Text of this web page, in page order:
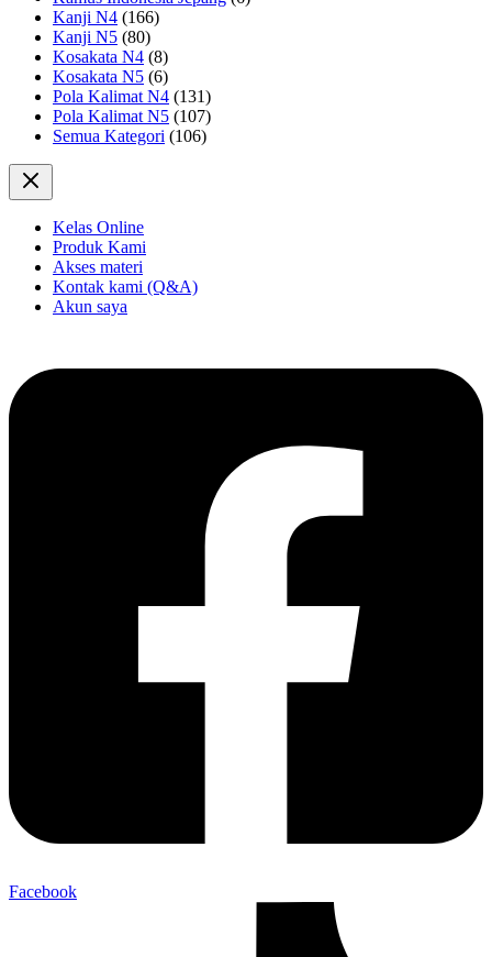
Kanji N4 (166)
Kanji N5 (80)
Kosakata N4 (8)
Kosakata N5 (6)
Pola Kalimat N4 (131)
Pola Kalimat N5 (107)
Semua Kategori (106)
Kelas Online
Produk Kami
Akses materi
Kontak kami (Q&A)
Akun saya
Facebook